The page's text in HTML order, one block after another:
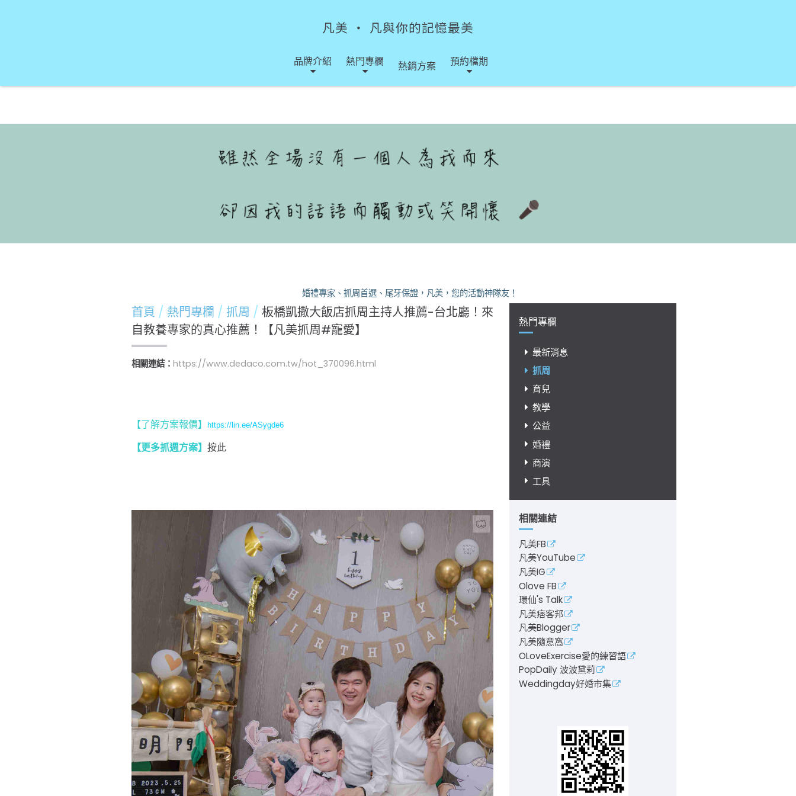
凡美 ‧ 凡與你的記憶最美
品牌介紹 熱門專欄 熱銷方案 預約檔期
熱門專欄
最新消息
抓周
育兒
教學
公益
婚禮
商演
工具
相關連結
凡美FB
凡美YouTube
凡美IG
Olove FB
環仙's Talk
凡美痞客邦
凡美Blogger
凡美隨意窩
OLoveExercise愛的練習語
PopDaily 波波黛莉
Weddingday好婚市集
婚禮專家、抓周首選、尾牙保證，凡美，您的活動神隊友！
首頁 熱門專欄 抓周
板橋凱撒大飯店抓周主持人推薦-台北廳！來
自教養專家的真心推薦！【凡美抓周#寵愛】
相關連結： https://www.dedaco.com.tw/hot_370096.html
【了解方案報價】 https://lin.ee/ASygde6
【更多抓週方案】 按此